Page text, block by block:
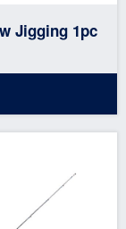
Jigging 1pc